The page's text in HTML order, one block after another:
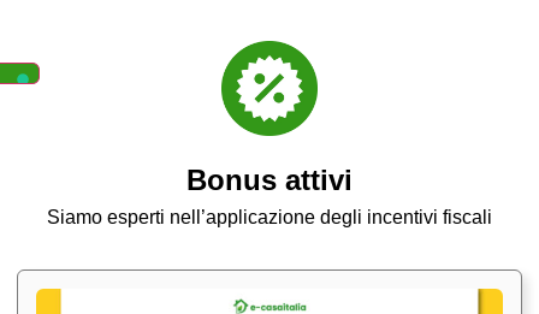
Bonus attivi
Siamo esperti nell’applicazione degli incentivi fiscali